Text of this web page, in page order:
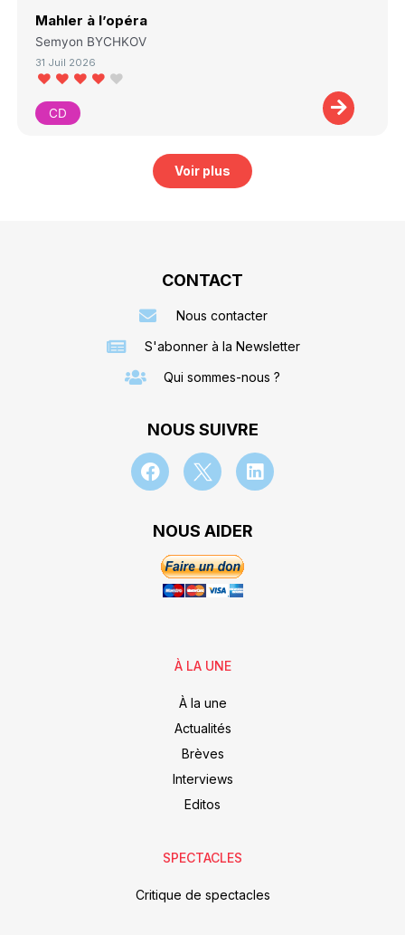
Mahler à l’opéra
Semyon BYCHKOV
31 Juil 2026
CD
Voir plus
CONTACT
Nous contacter
S'abonner à la Newsletter
Qui sommes-nous ?
NOUS SUIVRE
NOUS AIDER
À LA UNE
À la une
Actualités
Brèves
Interviews
Editos
SPECTACLES
Critique de spectacles